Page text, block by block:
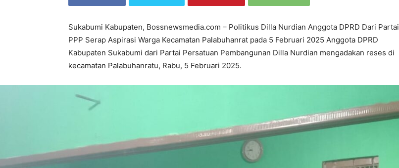
Sukabumi Kabupaten, Bossnewsmedia.com – Politikus Dilla Nurdian Anggota DPRD Dari Partai
PPP Serap Aspirasi Warga Kecamatan Palabuhanrat pada 5 Februari 2025 Anggota DPRD
Kabupaten Sukabumi dari Partai Persatuan Pembangunan Dilla Nurdian mengadakan reses di
kecamatan Palabuhanratu, Rabu, 5 Februari 2025.